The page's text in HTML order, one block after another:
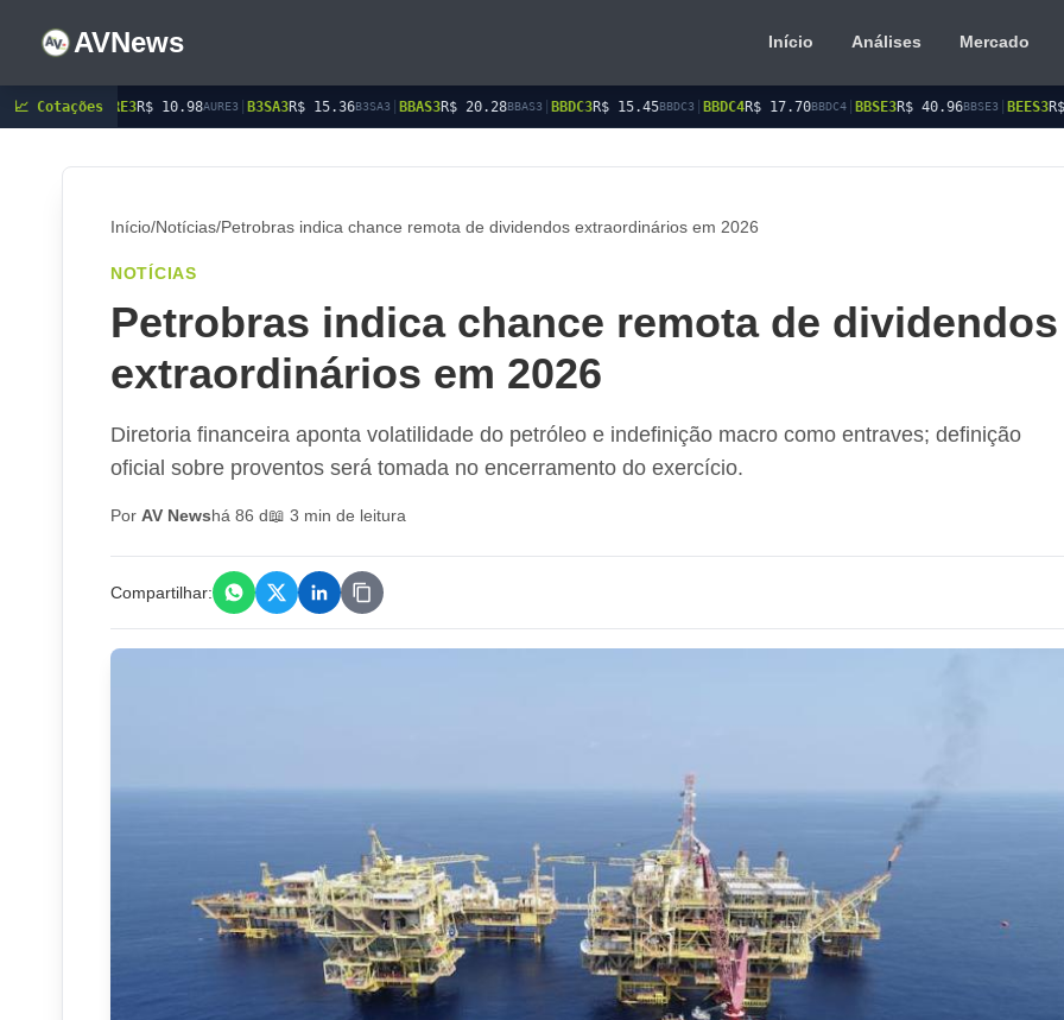
AVNews Início Análises Mercado
📈 Cotações
R$ 10.98AURE3 |B3SA3R$ 15.36B3SA3|BBAS3R$ 20.28BBAS3|BBDC3R$ 15.45BBDC3|BBDC4R$ 17.70BBDC4|BBSE3R$ 40.96BBSE3|BEES3R$ 8.77BEES3|
Início/Notícias/Petrobras indica chance remota de dividendos extraordinários em 2026
NOTÍCIAS
Petrobras indica chance remota de dividendos
extraordinários em 2026
Diretoria financeira aponta volatilidade do petróleo e indefinição macro como entraves; definição
oficial sobre proventos será tomada no encerramento do exercício.
Por AV Newshá 86 d📖 3 min de leitura
Compartilhar: